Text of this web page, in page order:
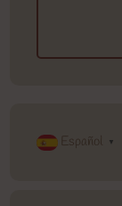
Español ▼